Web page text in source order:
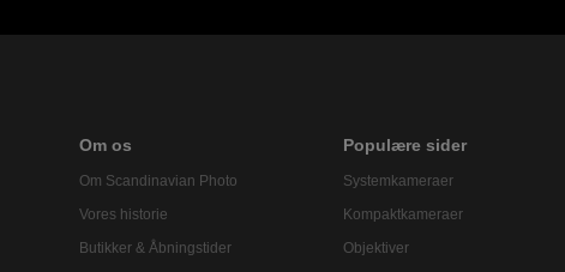
Om os
Om Scandinavian Photo
Vores historie
Butikker & Åbningstider
Populære sider
Systemkameraer
Kompaktkameraer
Objektiver